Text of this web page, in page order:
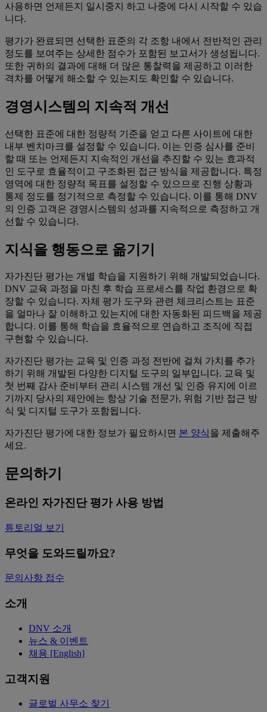
사용하면 언제든지 일시중지 하고 나중에 다시 시작할 수 있습
니다.
평가가 완료되면 선택한 표준의 각 조항 내에서 전반적인 관리
정도를 보여주는 상세한 점수가 포함된 보고서가 생성됩니다.
또한 귀하의 결과에 대해 더 많은 통찰력을 제공하고 이러한
격차를 어떻게 해소할 수 있는지도 확인할 수 있습니다.
경영시스템의 지속적 개선
선택한 표준에 대한 정량적 기준을 얻고 다른 사이트에 대한
내부 벤치마크를 설정할 수 있습니다. 이는 인증 심사를 준비
할 때 또는 언제든지 지속적인 개선을 추진할 수 있는 효과적
인 도구로 효율적이고 구조화된 접근 방식을 제공합니다. 특정
영역에 대한 정량적 목표를 설정할 수 있으므로 진행 상황과
통제 정도를 정기적으로 측정할 수 있습니다. 이를 통해 DNV
의 인증 고객은 경영시스템의 성과를 지속적으로 측정하고 개
선할 수 있습니다.
지식을 행동으로 옮기기
자가진단 평가는 개별 학습을 지원하기 위해 개발되었습니다.
DNV 교육 과정을 마친 후 학습 프로세스를 작업 환경으로 확
장할 수 있습니다. 자체 평가 도구와 관련 체크리스트는 표준
을 얼마나 잘 이해하고 있는지에 대한 자동화된 피드백을 제공
합니다. 이를 통해 학습을 효율적으로 연습하고 조직에 직접
구현할 수 있습니다.
자가진단 평가는 교육 및 인증 과정 전반에 걸쳐 가치를 추가
하기 위해 개발된 다양한 디지털 도구의 일부입니다. 교육 및
첫 번째 감사 준비부터 관리 시스템 개선 및 인증 유지에 이르
기까지 당사의 제안에는 항상 기술 전문가, 위험 기반 접근 방
식 및 디지털 도구가 포함됩니다.
자가진단 평가에 대한 정보가 필요하시면 본 양식을 제출해주
세요.
문의하기
온라인 자가진단 평가 사용 방법
튜토리얼 보기
무엇을 도와드릴까요?
문의사항 접수
소개
DNV 소개
뉴스 & 이벤트
채용 [English]
고객지원
글로벌 사무소 찾기